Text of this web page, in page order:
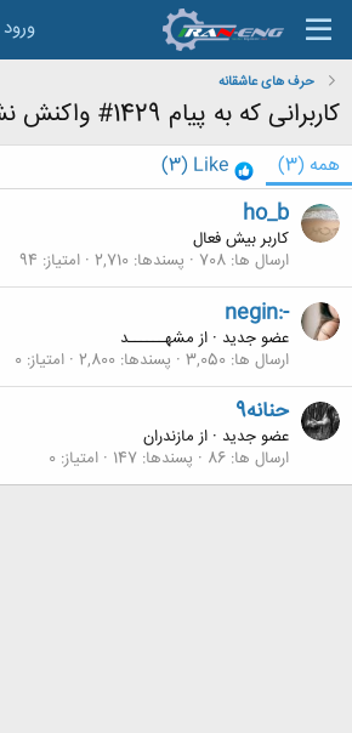
ورود
حرف های عاشقانه
کاربرانی که به پیام 1429# واکنش نشان داده اند
همه (3)
Like
(3)
ho_b
کاربر بیش فعال
ارسال ها 708 پسندها 2,710 امتیاز 94
negin:-
عضو جدید · از مشهــــــد
ارسال ها 3,050 پسندها 2,800 امتیاز 0
حنانه9
عضو جدید · از مازندران
ارسال ها 86 پسندها 147 امتیاز 0